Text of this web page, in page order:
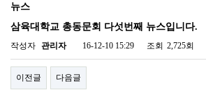
뉴스
삼육대학교 총동문회 다섯번째 뉴스입니다.
작성자 관리자 16-12-10 15:29 조회 2,725회
이전글 다음글